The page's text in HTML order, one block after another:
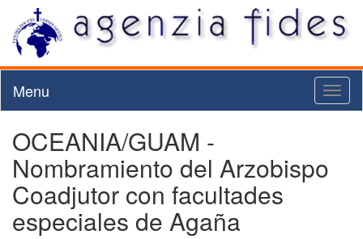
Menu
OCEANIA/GUAM -
Nombramiento del Arzobispo
Coadjutor con facultades
especiales de Agaña